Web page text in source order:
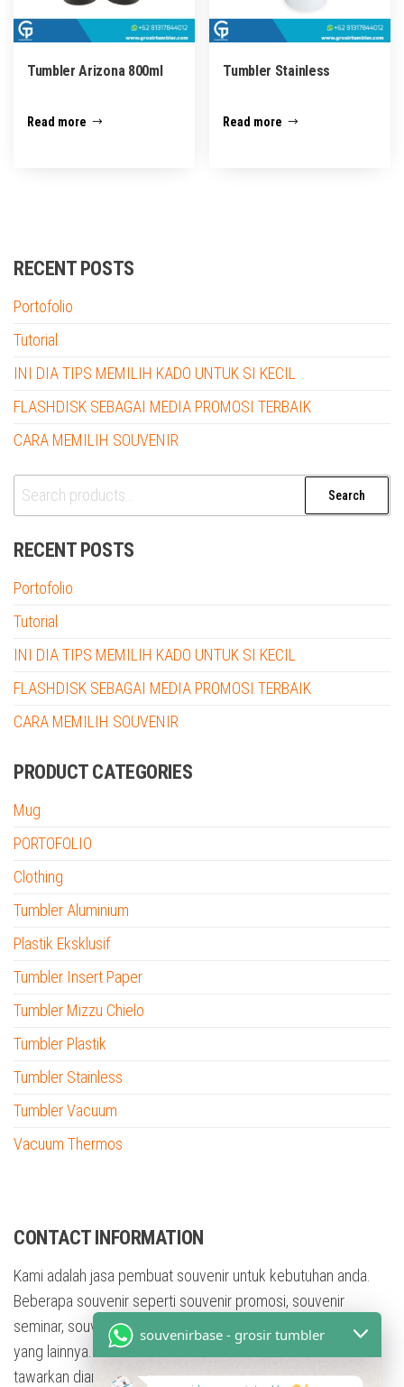
Tumbler Arizona 800ml
Read more
Tumbler Stainless
Read more
RECENT POSTS
Portofolio
Tutorial
INI DIA TIPS MEMILIH KADO UNTUK SI KECIL
FLASHDISK SEBAGAI MEDIA PROMOSI TERBAIK
CARA MEMILIH SOUVENIR
Search
for:
Search
RECENT POSTS
Portofolio
Tutorial
INI DIA TIPS MEMILIH KADO UNTUK SI KECIL
FLASHDISK SEBAGAI MEDIA PROMOSI TERBAIK
CARA MEMILIH SOUVENIR
PRODUCT CATEGORIES
Mug
PORTOFOLIO
Clothing
Tumbler Aluminium
Plastik Eksklusif
Tumbler Insert Paper
Tumbler Mizzu Chielo
Tumbler Plastik
Tumbler Stainless
Tumbler Vacuum
Vacuum Thermos
CONTACT INFORMATION
Kami adalah jasa pembuat souvenir untuk kebutuhan anda.
Beberapa souvenir seperti souvenir promosi, souvenir
seminar, souvenir training, souvenir pesta, dan masih banyak
yang lainnya. Dengan berbagai bentuk souvenir yang kami
tawarkan diantaranya adalah tumbler, mug, flashdisk, Kaos,
souvenirbase - grosir tumbler